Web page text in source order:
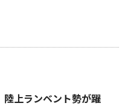
上ランベント勢が躍